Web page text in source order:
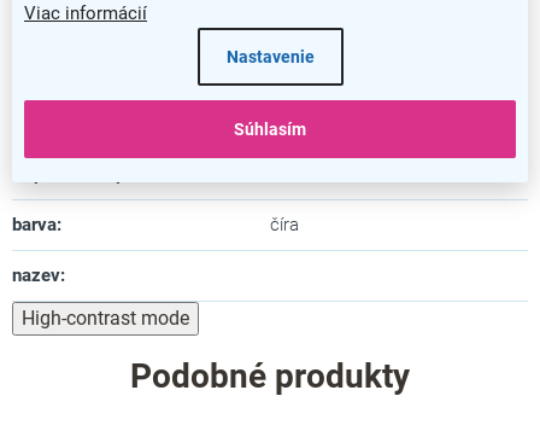
Viac informácií
Nastavenie
Súhlasím
Šírka:
plast
barva: číra
nazev:
High-contrast mode
Podobné produkty